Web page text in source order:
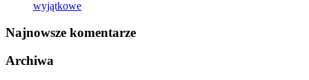
wyjątkowe
Najnowsze komentarze
Archiwa